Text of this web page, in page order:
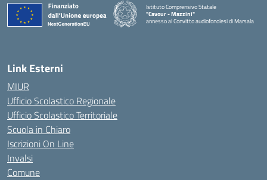
Istituto Comprensivo Statale
"Cavour - Mazzini"
annesso al Convitto audiofonolesi di Marsala
Link Esterni
MIUR
Ufficio Scolastico Regionale
Ufficio Scolastico Territoriale
Scuola in Chiaro
Iscrizioni On Line
Invalsi
Comune